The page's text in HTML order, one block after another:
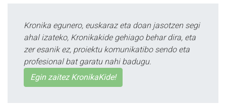
Kronika egunero, euskaraz eta doan jasotzen segi
ahal izateko, Kronikakide gehiago behar dira, eta
zer esanik ez, proiektu komunikatibo sendo eta
profesional bat garatu nahi badugu.
Egin zaitez KronikaKide!